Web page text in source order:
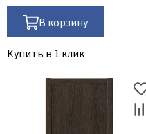
Krona Koblenz
Komfort Doors
Legend
В корзину
Купить в 1 клик